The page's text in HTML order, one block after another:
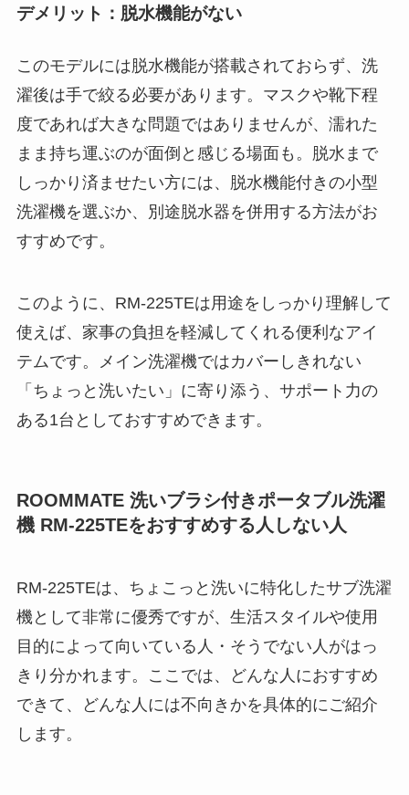
デメリット：脱水機能がない
このモデルには脱水機能が搭載されておらず、洗
濯後は手で絞る必要があります。マスクや靴下程
度であれば大きな問題ではありませんが、濡れた
まま持ち運ぶのが面倒と感じる場面も。脱水まで
しっかり済ませたい方には、脱水機能付きの小型
洗濯機を選ぶか、別途脱水器を併用する方法がお
すすめです。
このように、RM-225TEは用途をしっかり理解して
使えば、家事の負担を軽減してくれる便利なアイ
テムです。メイン洗濯機ではカバーしきれない
「ちょっと洗いたい」に寄り添う、サポート力の
ある1台としておすすめできます。
ROOMMATE 洗いブラシ付きポータブル洗濯
機 RM-225TEをおすすめする人しない人
RM-225TEは、ちょこっと洗いに特化したサブ洗濯
機として非常に優秀ですが、生活スタイルや使用
目的によって向いている人・そうでない人がはっ
きり分かれます。ここでは、どんな人におすすめ
できて、どんな人には不向きかを具体的にご紹介
します。